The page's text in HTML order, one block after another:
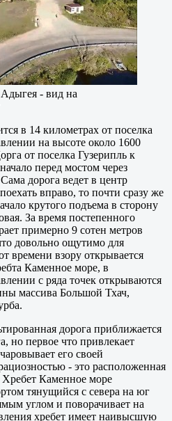
- вид на
в 14 километрах от поселка
на высоте около 1600
от поселка Гузерипль к
перед мостом через
дорога ведет в центр
вправо, то почти сразу же
крутого подъема в сторону
За время постепенного
примерно 9 сотен метров
довольно ощутимо для
времени взору открывается
Каменное море, в
с ряда точек открываются
массива Большой Тхач,
дорога приближается
но первое что привлекает
его своей
- это расположенная
Каменное море
тянущийся с севера на юг
углом и поворачивает на
хребет имеет наивысшую